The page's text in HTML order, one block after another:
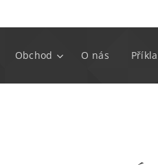
Obchod O nás